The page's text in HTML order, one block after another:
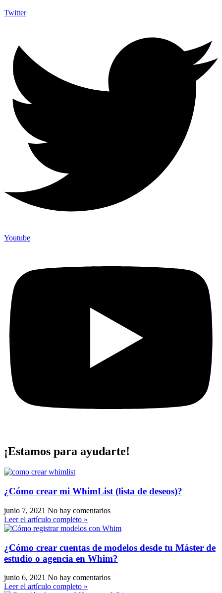
Twitter
Youtube
¡Estamos para ayudarte!
¿Cómo crear mi WhimList (lista de deseos)?
junio 7, 2021 No hay comentarios
Leer el artículo completo »
¿Cómo crear cuentas de modelos desde tu Máster de
estudio o agencia en Whim?
junio 6, 2021 No hay comentarios
Leer el artículo completo »